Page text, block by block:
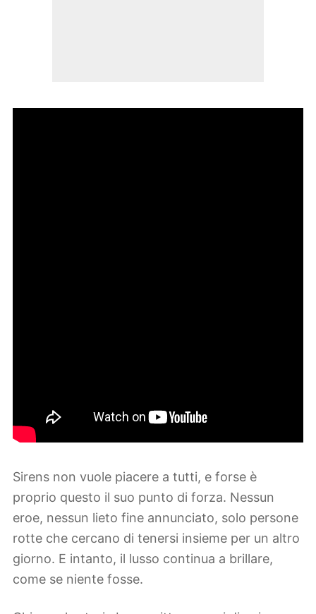
Sirens non vuole piacere a tutti, e forse è
proprio questo il suo punto di forza. Nessun
eroe, nessun lieto fine annunciato, solo persone
rotte che cercano di tenersi insieme per un altro
giorno. E intanto, il lusso continua a brillare,
come se niente fosse.